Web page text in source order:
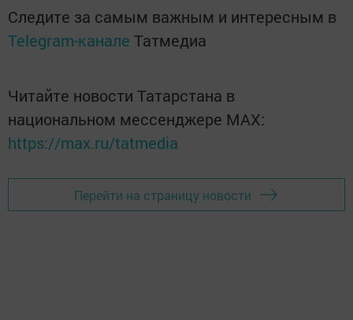
Следите за самым важным и интересным в
Telegram-канале Татмедиа
Читайте новости Татарстана в
национальном мессенджере MАХ:
https://max.ru/tatmedia
Перейти на страницу новости